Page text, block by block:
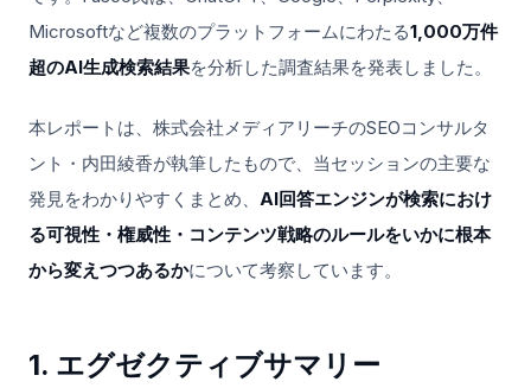
Microsoftなど複数のプラットフォームにわたる1,000万件
超のAI生成検索結果を分析した調査結果を発表しました。
本レポートは、株式会社メディアリーチのSEOコンサルタ
ント・内田綾香が執筆したもので、当セッションの主要な
発見をわかりやすくまとめ、 AI回答エンジンが検索におけ
る可視性・権威性・コンテンツ戦略のルールをいかに根本
から変えつつあるかについて考察しています。
1. エグゼクティブサマリー